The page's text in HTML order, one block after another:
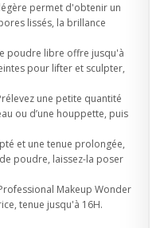
permet d'obtenir un
lissés, la brillance
poudre libre offre jusqu'à
pour lifter et sculpter,
Prélevez une petite quantité
ou d’une houppette, puis
et une tenue prolongée,
poudre, laissez-la poser
Professional Makeup Wonder
tenue jusqu'à 16H.